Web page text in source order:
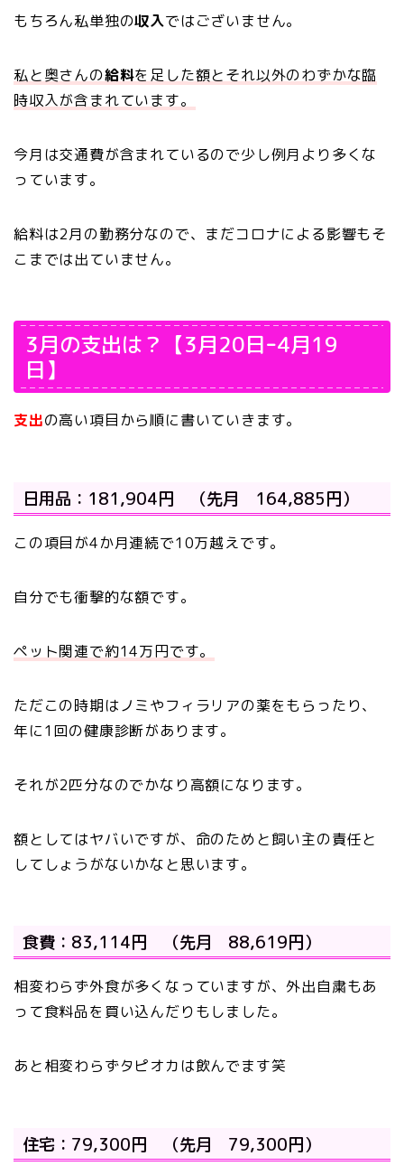
もちろん私単独の収入ではございません。
私と奥さんの給料を足した額とそれ以外のわずかな臨
時収入が含まれています。
今月は交通費が含まれているので少し例月より多くな
っています。
給料は2月の勤務分なので、まだコロナによる影響もそ
こまでは出ていません。
3月の支出は？【3月20日ｰ4月19
日】
支出の高い項目 から順に書いていきます。
日用品：181,904円 （先月 164,885円）
この項目が4か月連続で10万越えです。
自分でも衝撃的な額です。
ペット関連で約14万円です。
ただこの時期はノミやフィラリアの薬をもらったり、
年に1回の健康診断があります。
それが2匹分なのでかなり高額になります。
額としてはヤバいですが、命のためと飼い主の責任と
してしょうがないかなと思います。
食費：83,114円 （先月 88,619円）
相変わらず外食が多くなっていますが、外出自粛もあ
って食料品を買い込んだりもしました。
あと相変わらずタピオカは飲んでます笑
住宅：79,300円 （先月 79,300円）